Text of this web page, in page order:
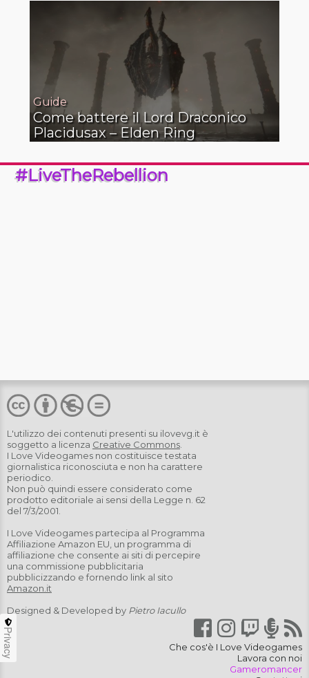
Guide
Come battere il Lord Draconico
Placidusax – Elden Ring
#LiveTheRebellion
L'utilizzo dei contenuti presenti su ilovevg.it è
soggetto a licenza Creative Commons.
I Love Videogames non costituisce testata
giornalistica riconosciuta e non ha carattere
periodico.
Non può quindi essere considerato come
prodotto editoriale ai sensi della Legge n. 62
del 7/3/2001.
I Love Videogames partecipa al Programma
Affiliazione Amazon EU, un programma di
affiliazione che consente ai siti di percepire
una commissione pubblicitaria
pubblicizzando e fornendo link al sito
Amazon.it
Designed & Developed by Pietro Iacullo
Che cos'è I Love Videogames
Lavora con noi
Gameromancer
Privacy